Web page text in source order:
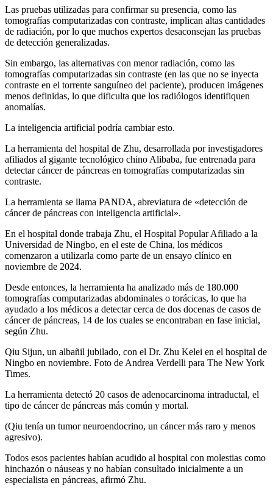
Las pruebas utilizadas para confirmar su presencia, como las
tomografías computarizadas con contraste, implican altas cantidades
de radiación, por lo que muchos expertos desaconsejan las pruebas
de detección generalizadas.
Sin embargo, las alternativas con menor radiación, como las
tomografías computarizadas sin contraste (en las que no se inyecta
contraste en el torrente sanguíneo del paciente), producen imágenes
menos definidas, lo que dificulta que los radiólogos identifiquen
anomalías.
La inteligencia artificial podría cambiar esto.
La herramienta del hospital de Zhu, desarrollada por investigadores
afiliados al gigante tecnológico chino Alibaba, fue entrenada para
detectar cáncer de páncreas en tomografías computarizadas sin
contraste.
La herramienta se llama PANDA, abreviatura de «detección de
cáncer de páncreas con inteligencia artificial».
En el hospital donde trabaja Zhu, el Hospital Popular Afiliado a la
Universidad de Ningbo, en el este de China, los médicos
comenzaron a utilizarla como parte de un ensayo clínico en
noviembre de 2024.
Desde entonces, la herramienta ha analizado más de 180.000
tomografías computarizadas abdominales o torácicas, lo que ha
ayudado a los médicos a detectar cerca de dos docenas de casos de
cáncer de páncreas, 14 de los cuales se encontraban en fase inicial,
según Zhu.
Qiu Sijun, un albañil jubilado, con el Dr. Zhu Kelei en el hospital de
Ningbo en noviembre. Foto de Andrea Verdelli para The New York
Times.
La herramienta detectó 20 casos de adenocarcinoma intraductal, el
tipo de cáncer de páncreas más común y mortal.
(Qiu tenía un tumor neuroendocrino, un cáncer más raro y menos
agresivo).
Todos esos pacientes habían acudido al hospital con molestias como
hinchazón o náuseas y no habían consultado inicialmente a un
especialista en páncreas, afirmó Zhu.